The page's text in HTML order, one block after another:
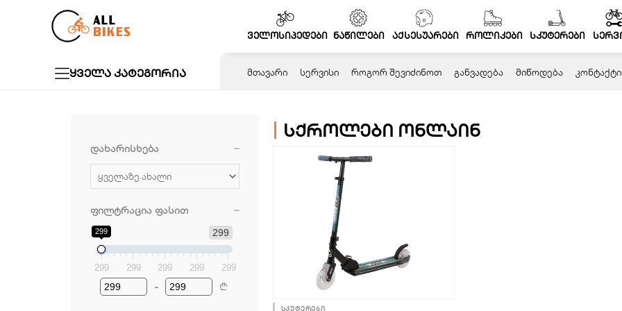
ველოსიპედები ნაწილები აქსესუარები როლიკები სკუტერები
ყველა კატეგორია ᲛᲗᲐᲕᲐᲠᲘ ᲡᲔᲠᲕᲘᲡᲘ ᲠᲝᲒᲝᲠ ᲨᲔᲕᲘᲫᲘᲜᲝᲗ ᲒᲐᲜᲕᲐᲓᲔᲑᲐ ᲛᲘᲬᲝᲓᲔᲑᲐ ᲙᲝᲜᲢᲐᲥᲢᲘ
დახარისხება
Sort Products
ფილტრაცია ფასით
299
299
299 299 299 299 299
Minimum Price
-
Maximum Price
₾
სქროლები ონლაინ
სკუტერები